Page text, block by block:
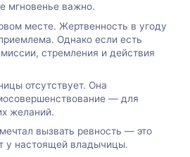
мгновенье важно.
месте. Жертвенность в угоду
Однако если есть
стремления и действия
отсутствует. Она
— для
желаний.
вызвать ревность — это
у настоящей владычицы.